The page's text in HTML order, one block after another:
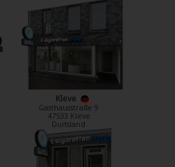
Kleve
Gasthausstraße 9
47533 Kleve
Duitsland